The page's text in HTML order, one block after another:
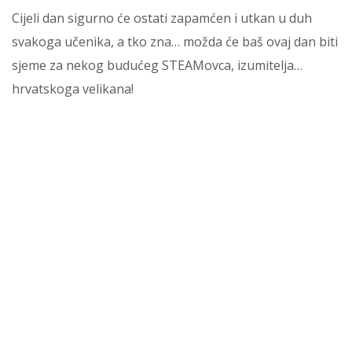
Cijeli dan sigurno će ostati zapamćen i utkan u duh
svakoga učenika, a tko zna… možda će baš ovaj dan biti
sjeme za nekog budućeg STEAMovca, izumitelja…
hrvatskoga velikana!